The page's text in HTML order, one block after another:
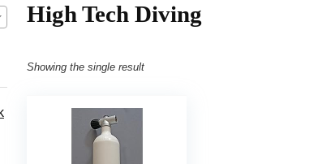
‎High Tech Diving
Showing the single result